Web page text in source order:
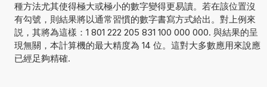
種方法尤其使得極大或極小的數字變得更易讀。若在該位置沒
有勾號，則結果將以通常習慣的數字書寫方式給出。對上例來
説，其將為這樣：1 801 222 205 831 100 000 000. 與結果的呈
現無關，本計算機的最大精度為 14 位。這對大多數應用來說應
已經足夠精確.